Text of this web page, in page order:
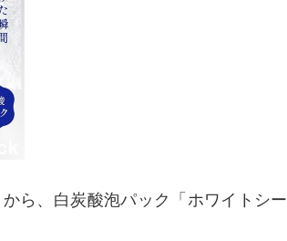
ら、白炭酸泡パック「ホワイトシー